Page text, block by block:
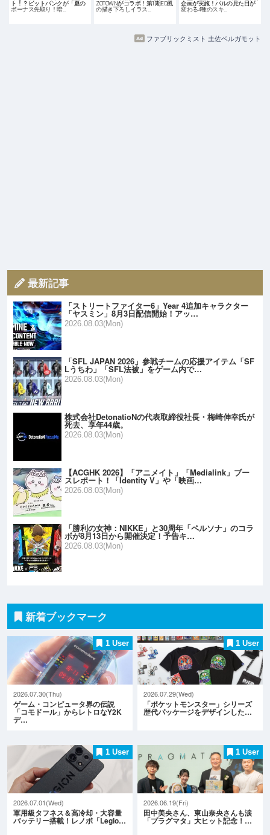
ト！？ビットバンクが「夏の
ボーナス先取り！暗…
ZOTOWNがコラボ！第1期ED風
の描き下ろしイラス…
企画が実施！パルの見た目が
変わる4種のスキ…
ファブリックミスト 土佐ベルガモット
最新記事
「ストリートファイター6」Year 4追加キャラクター
「ヤスミン」8月3日配信開始！アッ…
2026.08.03(Mon)
「SFL JAPAN 2026」参戦チームの応援アイテム「SF
Lうちわ」「SFL法被」をゲーム内で…
2026.08.03(Mon)
株式会社DetonatioNの代表取締役社長・梅崎伸幸氏が
死去、享年44歳。
2026.08.03(Mon)
【ACGHK 2026】「アニメイト」「Medialink」ブー
スレポート！「Identity V」や「映画…
2026.08.03(Mon)
「勝利の女神：NIKKE」と30周年「ペルソナ」のコラ
ボが8月13日から開催決定！予告キ…
2026.08.03(Mon)
新着ブックマーク
1 User
2026.07.30(Thu)
ゲーム・コンピュータ界の伝説
「コモドール」からレトロなY2K
デ…
1 User
2026.07.29(Wed)
「ポケットモンスター」シリーズ
歴代パッケージをデザインした…
1 User
2026.07.01(Wed)
軍用級タフネス＆高冷却・大容量
バッテリー搭載！レノボ「Legio…
1 User
2026.06.19(Fri)
田中美央さん、東山奈央さんも涙
「プラグマタ」大ヒット記念！…